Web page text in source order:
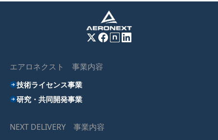
エアロネクスト 事業内容
技術ライセンス事業
研究・共同開発事業
NEXT DELIVERY 事業内容